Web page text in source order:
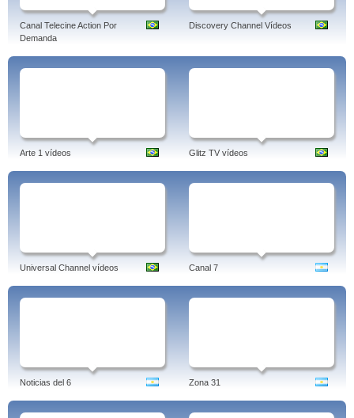
Canal Telecine Action Por
Demanda
Discovery Channel Vídeos
Arte 1 vídeos Glitz TV vídeos
Universal Channel vídeos Canal 7
Noticias del 6 Zona 31